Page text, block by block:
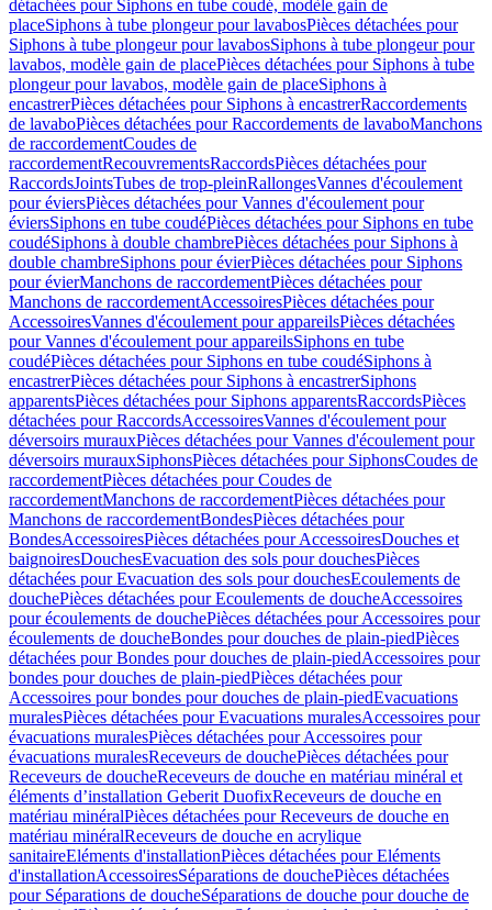
détachées pour Siphons en tube coudé, modèle gain de
placeSiphons à tube plongeur pour lavabosPièces détachées pour
Siphons à tube plongeur pour lavabosSiphons à tube plongeur pour
lavabos, modèle gain de placePièces détachées pour Siphons à tube
plongeur pour lavabos, modèle gain de placeSiphons à
encastrerPièces détachées pour Siphons à encastrerRaccordements
de lavaboPièces détachées pour Raccordements de lavaboManchons
de raccordementCoudes de
raccordementRecouvrementsRaccordsPièces détachées pour
RaccordsJointsTubes de trop-pleinRallongesVannes d'écoulement
pour éviersPièces détachées pour Vannes d'écoulement pour
éviersSiphons en tube coudéPièces détachées pour Siphons en tube
coudéSiphons à double chambrePièces détachées pour Siphons à
double chambreSiphons pour évierPièces détachées pour Siphons
pour évierManchons de raccordementPièces détachées pour
Manchons de raccordementAccessoiresPièces détachées pour
AccessoiresVannes d'écoulement pour appareilsPièces détachées
pour Vannes d'écoulement pour appareilsSiphons en tube
coudéPièces détachées pour Siphons en tube coudéSiphons à
encastrerPièces détachées pour Siphons à encastrerSiphons
apparentsPièces détachées pour Siphons apparentsRaccordsPièces
détachées pour RaccordsAccessoiresVannes d'écoulement pour
déversoirs murauxPièces détachées pour Vannes d'écoulement pour
déversoirs murauxSiphonsPièces détachées pour SiphonsCoudes de
raccordementPièces détachées pour Coudes de
raccordementManchons de raccordementPièces détachées pour
Manchons de raccordementBondesPièces détachées pour
BondesAccessoiresPièces détachées pour AccessoiresDouches et
baignoiresDouchesEvacuation des sols pour douchesPièces
détachées pour Evacuation des sols pour douchesEcoulements de
douchePièces détachées pour Ecoulements de doucheAccessoires
pour écoulements de douchePièces détachées pour Accessoires pour
écoulements de doucheBondes pour douches de plain-piedPièces
détachées pour Bondes pour douches de plain-piedAccessoires pour
bondes pour douches de plain-piedPièces détachées pour
Accessoires pour bondes pour douches de plain-piedEvacuations
muralesPièces détachées pour Evacuations muralesAccessoires pour
évacuations muralesPièces détachées pour Accessoires pour
évacuations muralesReceveurs de douchePièces détachées pour
Receveurs de doucheReceveurs de douche en matériau minéral et
éléments d’installation Geberit DuofixReceveurs de douche en
matériau minéralPièces détachées pour Receveurs de douche en
matériau minéralReceveurs de douche en acrylique
sanitaireEléments d'installationPièces détachées pour Eléments
d'installationAccessoiresSéparations de douchePièces détachées
pour Séparations de doucheSéparations de douche pour douche de